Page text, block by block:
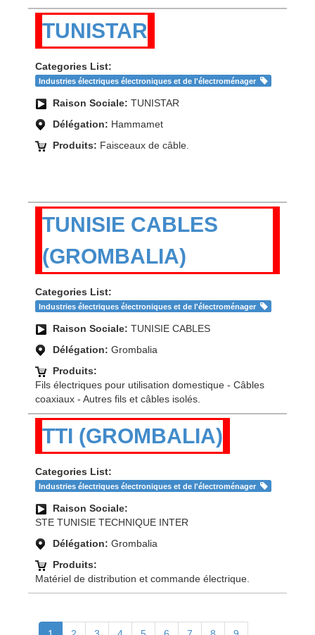
TUNISTAR
Categories List:
Industries électriques électroniques et de l'électroménager
Raison Sociale: TUNISTAR
Délégation: Hammamet
Produits: Faisceaux de câble.
TUNISIE CABLES
(GROMBALIA)
Categories List:
Industries électriques électroniques et de l'électroménager
Raison Sociale: TUNISIE CABLES
Délégation: Grombalia
Produits:
Fils électriques pour utilisation domestique - Câbles
coaxiaux - Autres fils et câbles isolés.
TTI (GROMBALIA)
Categories List:
Industries électriques électroniques et de l'électroménager
Raison Sociale:
STE TUNISIE TECHNIQUE INTER
Délégation: Grombalia
Produits:
Matériel de distribution et commande électrique.